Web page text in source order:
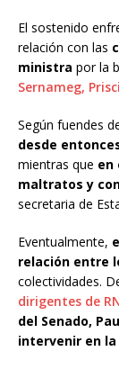
El sostenido
relación con las
ministra por la
Sernameg,
Según fuendes
desde
mientras que en
maltratos y
secretaria de
Eventualmente,
relación entre
colectividades.
dirigentes de
del Senado,
intervenir en la